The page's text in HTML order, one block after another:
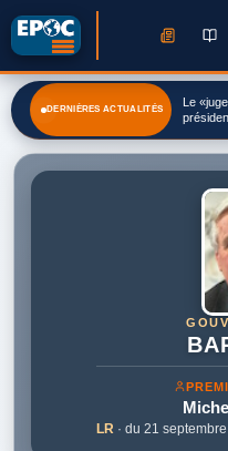
DERNIÈRES ACTUALITÉS
Le
LR · du 21